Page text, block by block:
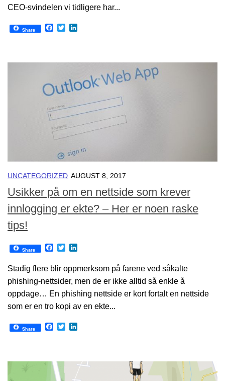
CEO-svindelen vi tidligere har...
Share Facebook
Twitter
UNCATEGORIZED AUGUST 8, 2017
Usikker på om en nettside som krever
innlogging er ekte? – Her er noen raske
tips!
Share Facebook
Twitter
Stadig flere blir oppmerksom på farene ved såkalte
phishing-nettsider, men de er ikke alltid så enkle å
oppdage… En phishing nettside er kort fortalt en nettside
som er en tro kopi av en ekte...
Share Facebook
Twitter